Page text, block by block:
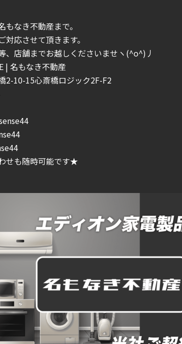
なき不動産まで。
応させて頂きます。
、店舗までお越しくださいませヽ(^o^)丿
| 名もなき不動産
2-10-15心斎橋ロジック2F-F2
せも随時可能です★